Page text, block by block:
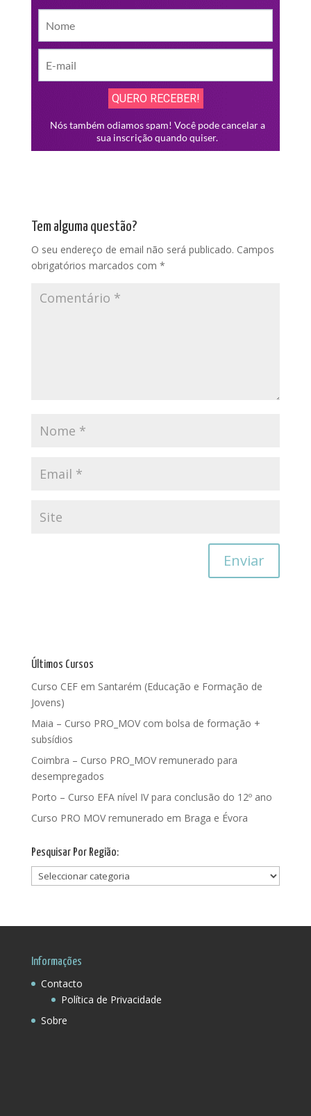
Tem alguma questão?
O seu endereço de email não será publicado. Campos
obrigatórios marcados com *
Últimos Cursos
Curso CEF em Santarém (Educação e Formação de
Jovens)
Maia – Curso PRO_MOV com bolsa de formação +
subsídios
Coimbra – Curso PRO_MOV remunerado para
desempregados
Porto – Curso EFA nível IV para conclusão do 12º ano
Curso PRO MOV remunerado em Braga e Évora
Pesquisar Por Região:
Pesquisar
Por
Informações
Contacto
Política de Privacidade
Sobre